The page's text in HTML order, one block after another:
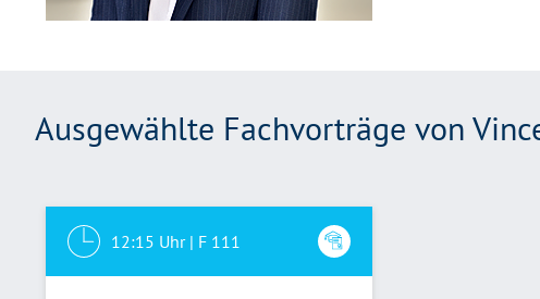
Ausgewählte Fachvorträge von
12:15 Uhr | F 111